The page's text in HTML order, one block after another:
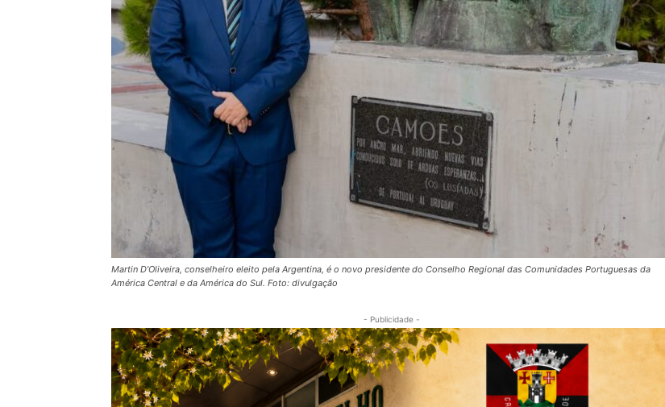
Martin D’Oliveira, conselheiro eleito pela Argentina, é o novo presidente do Conselho Regional das Comunidades Portuguesas da
América Central e da América do Sul. Foto: divulgação
- Publicidade -